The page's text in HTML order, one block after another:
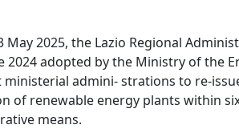
2025, the Lazio Regional
2024 adopted by the Ministry of the
admini- strations to re-
of renewable energy plants within
means.